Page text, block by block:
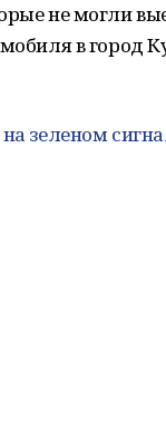
не могли
в город
зеленом